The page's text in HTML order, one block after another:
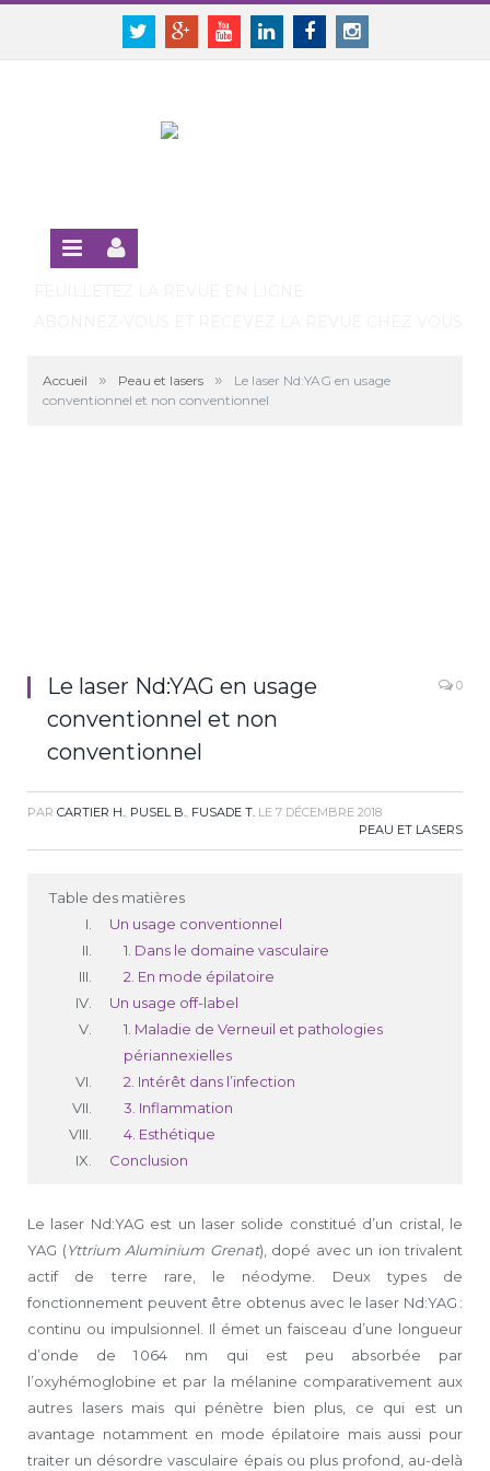
Panneau de gestion des cookies
TwitterGoogle+YoutubeLinkedinFacebookInstagram
SE CONNECTER
Accueil » Peau et lasers »
Le laser Nd:YAG en usage
conventionnel et non conventionnel
Le laser Nd:YAG en usage
conventionnel et non
conventionnel
0
PAR CARTIER H., PUSEL B., FUSADE T. LE 7 DÉCEMBRE 2018
PEAU ET LASERS
Table des matières
Un usage conventionnel
1. Dans le domaine vasculaire
2. En mode épilatoire
Un usage off-label
1. Maladie de Verneuil et pathologies
périannexielles
2. Intérêt dans l’infection
3. Inflammation
4. Esthétique
Conclusion
Le laser Nd:YAG est un laser solide constitué d’un cristal, le
YAG (Yttrium Aluminium Grenat), dopé avec un ion trivalent
actif de terre rare, le néodyme. Deux types de
fonctionnement peuvent être obtenus avec le laser Nd:YAG :
continu ou impulsionnel. Il émet un faisceau d’une longueur
d’onde de 1 064 nm qui est peu absorbée par
l’oxyhémoglobine et par la mélanine comparativement aux
autres lasers mais qui pénètre bien plus, ce qui est un
avantage notamment en mode épilatoire mais aussi pour
traiter un désordre vasculaire épais ou plus profond, au-delà